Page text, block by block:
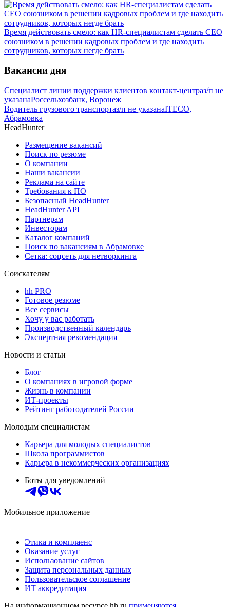
Время действовать смело: как HR-специалистам сделать CEO
союзником в решении кадровых проблем и где находить
сотрудников, которых негде брать
Вакансии дня
Специалист линии поддержки клиентов контакт-центраз/п не
указанаРоссельхозбанк, Воронеж
Водитель грузового транспортаз/п не указанаITECO,
Абрамовка
HeadHunter
Размещение вакансий
Поиск по резюме
О компании
Наши вакансии
Реклама на сайте
Требования к ПО
Безопасный HeadHunter
HeadHunter API
Партнерам
Инвесторам
Каталог компаний
Поиск по вакансиям в Абрамовке
Сетка: соцсеть для нетворкинга
Соискателям
hh PRO
Готовое резюме
Все сервисы
Хочу у вас работать
Производственный календарь
Экспертная рекомендация
Новости и статьи
Блог
О компаниях в игровой форме
Жизнь в компании
ИТ-проекты
Рейтинг работодателей России
Молодым специалистам
Карьера для молодых специалистов
Школа программистов
Карьера в некоммерческих организациях
Боты для уведомлений
Мобильное приложение
Этика и комплаенс
Оказание услуг
Использование сайтов
Защита персональных данных
Пользовательское соглашение
ИТ аккредитация